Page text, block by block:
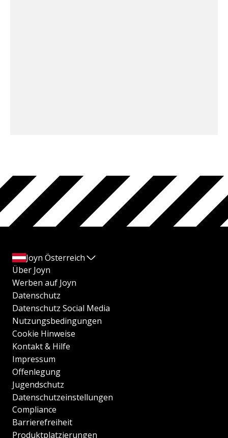
Joyn Österreich
Über Joyn
Werben auf Joyn
Datenschutz
Datenschutz Social Media
Nutzungsbedingungen
Cookie Hinweise
Kontakt & Hilfe
Impressum
Offenlegung
Jugendschutz
Datenschutzeinstellungen
Compliance
Barrierefreiheit
Produktplatzierungen